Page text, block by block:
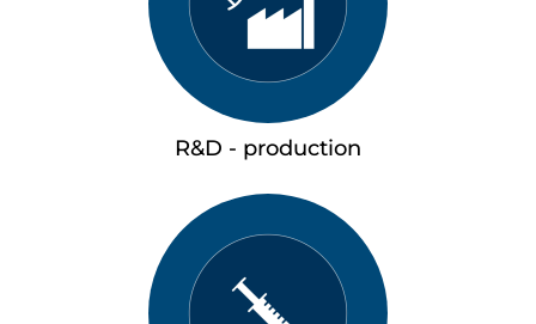
R&D - production